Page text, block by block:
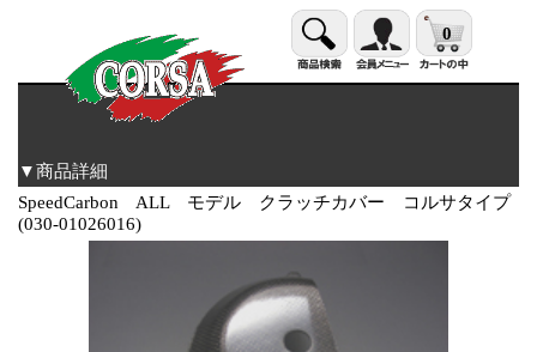
0
▼商品詳細
SpeedCarbon ALL モデル クラッチカバー コルサタイプ
(030-01026016)